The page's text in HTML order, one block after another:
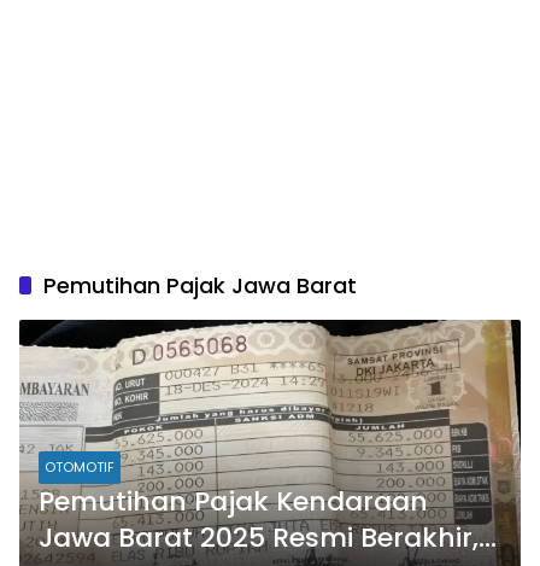
Pemutihan Pajak Jawa Barat
OTOMOTIF
Pemutihan Pajak Kendaraan
Jawa Barat 2025 Resmi Berakhir,